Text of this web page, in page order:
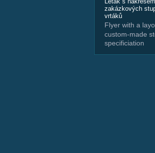
zakázkových
vrtáků
Flyer with a
custom-made
specificiation